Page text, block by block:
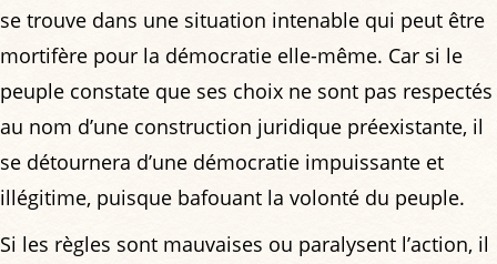
se trouve dans une situation intenable qui peut être
mortifère pour la démocratie elle-même. Car si le
peuple constate que ses choix ne sont pas respectés
au nom d’une construction juridique préexistante, il
se détournera d’une démocratie impuissante et
illégitime, puisque bafouant la volonté du peuple.
Si les règles sont mauvaises ou paralysent l’action, il